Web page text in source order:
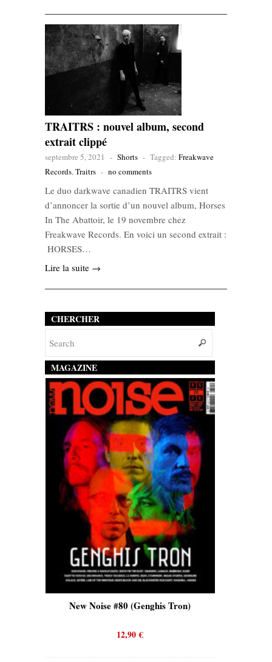
TRAITRS : nouvel album, second
extrait clippé
septembre 5, 2021 - Shorts - Tagged: Freakwave
Records,Traitrs - no comments
Le duo darkwave canadien TRAITRS vient
d’annoncer la sortie d’un nouvel album, Horses
In The Abattoir, le 19 novembre chez
Freakwave Records. En voici un second extrait :
HORSES…
Lire la suite →
CHERCHER
MAGAZINE
New Noise #80 (Genghis Tron)
12,90€